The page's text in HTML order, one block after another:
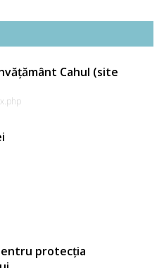
Cahul (site
protecția